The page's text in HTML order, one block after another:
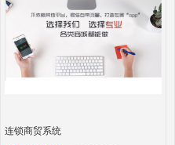
连锁商贸系统